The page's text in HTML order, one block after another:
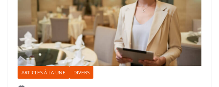
ARTICLES À LA UNE DIVERS